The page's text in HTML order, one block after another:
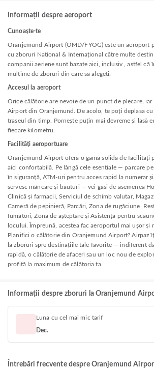
Informații despre aeroport
Cunoaște-te
Oranjemund Airport (OMD/FYOG) este un aeroport
cu zboruri Național & Internațional către multe
companii aeriene sunt bazate aici, inclusiv , astfel că
mulțime de zboruri din care să alegeți.
Accesul la aeroport
Orice călătorie are nevoie de un punct de plecare, iar
Airport din Oranjemund. De acolo, te poți deplasa cu
traseul din timp. Pornește puțin mai devreme și lasă
fiecare kilometru.
Facilități aeroportuare
Oranjemund Airport oferă o gamă solidă de facilități
aici confortabilă. Pe lângă cele esențiale — parcare
în siguranță, ATM-uri pentru acces rapid la numerar
servesc mâncare și băuturi — vei găsi de asemenea
Clinică și farmacii, Serviciul de schimb valutar,
Cameră de pepinieră, Parcări, Zona de rugăciune,
fumători, Zona de așteptare și Asistență pentru
locului. Împreună, acestea fac aeroportul mai ușor și
Planifici o călătorie din Oranjemund Airport? Airpaz
la zboruri spre destinațiile tale favorite — indiferent
rapidă, o călătorie de afaceri sau un loc nou de
profită la maximum de călătoria ta.
Informații despre zboruri la Oranjemund
Luna cu cel mai mic tarif
Dec.
Întrebări frecvente despre Oranjemund